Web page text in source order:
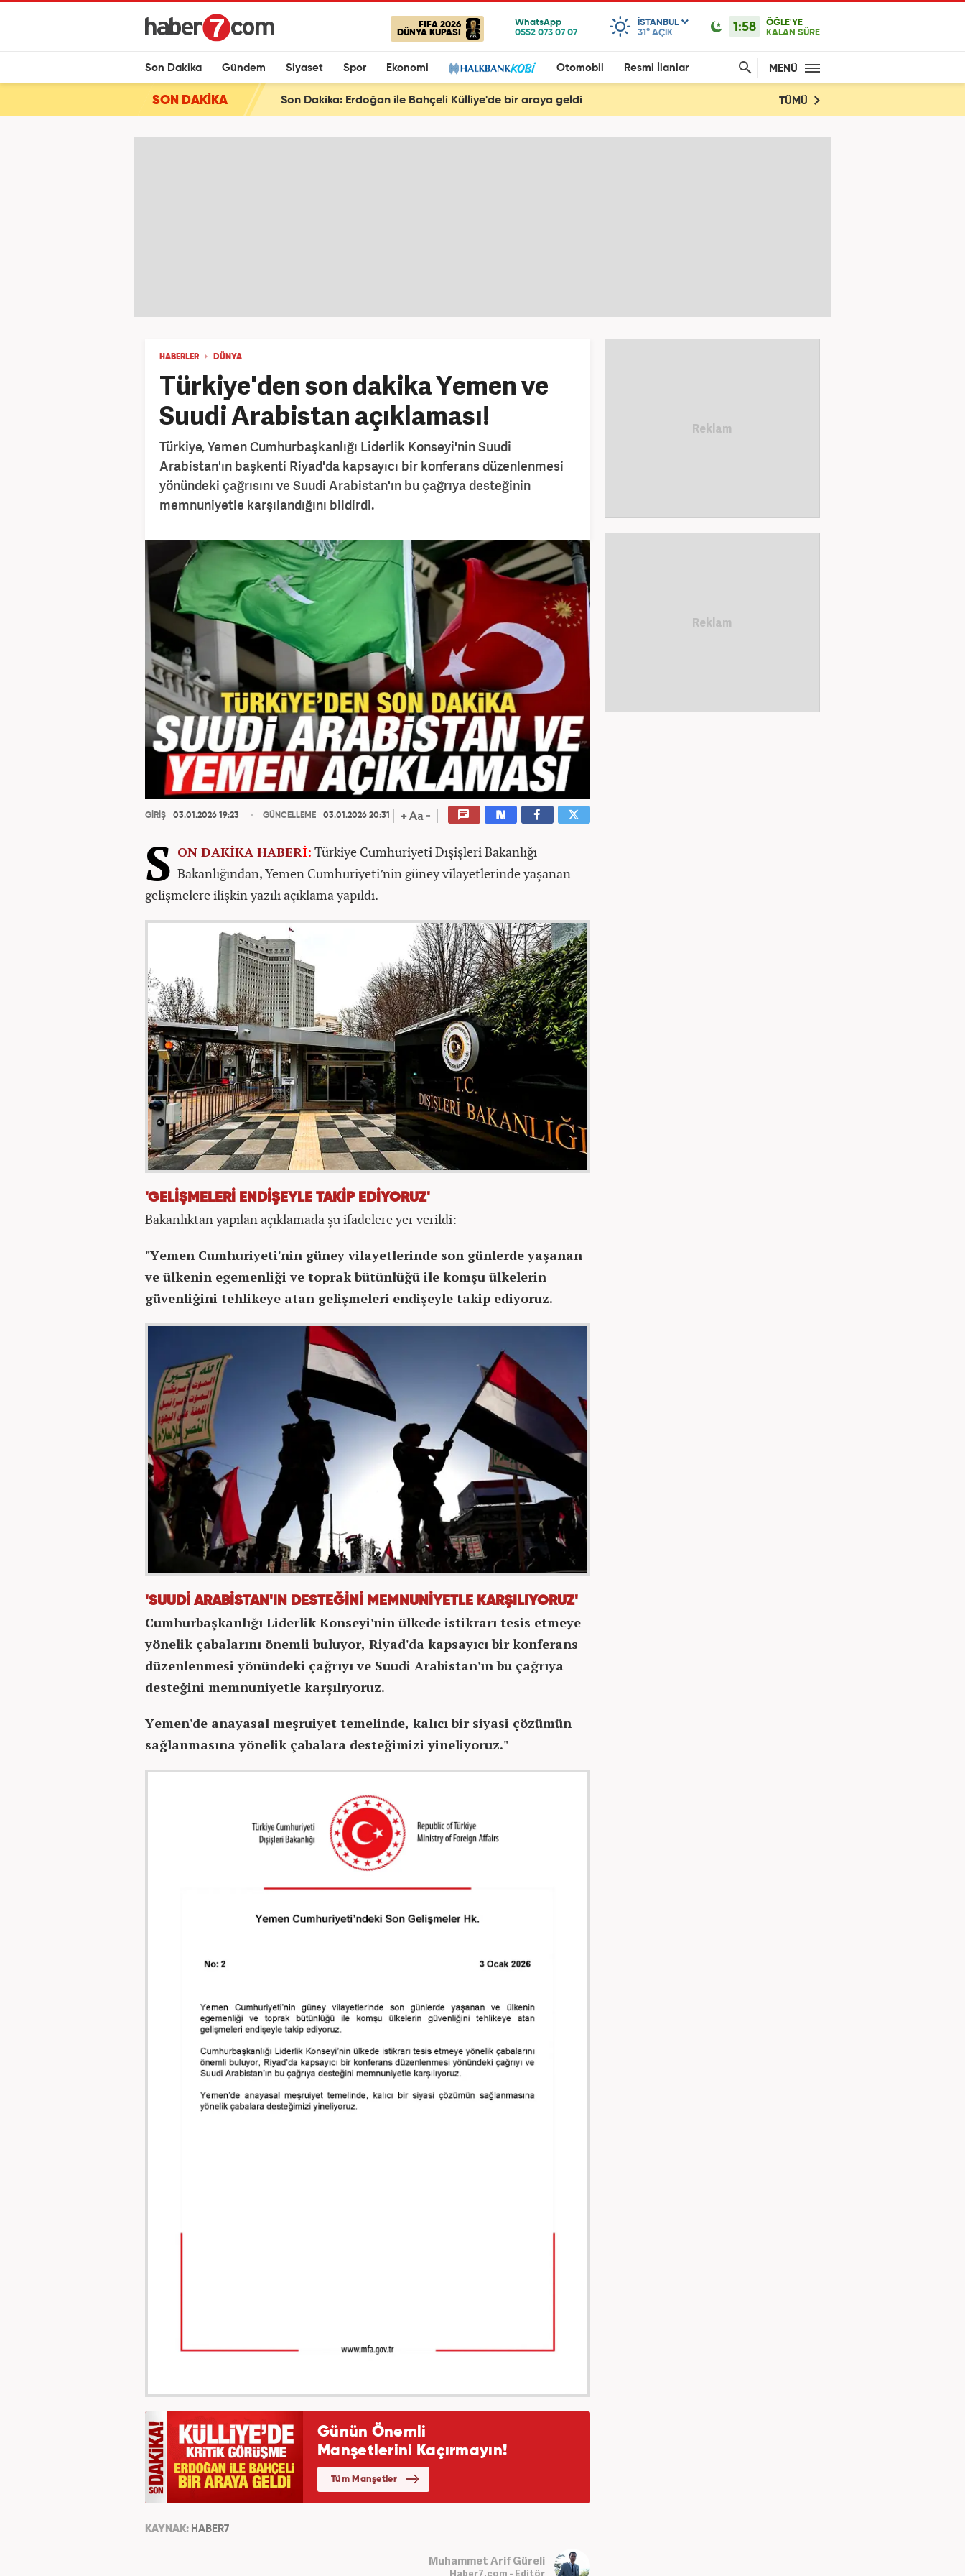
FIFA 2026
DÜNYA KUPASI
ISTANBUL
31° AÇIK 1:58
ÖĞLE'YE
KALAN SÜRE
Son Dakika Gündem Siyaset Spor Ekonomi Otomobil Resmi İlanlar MENÜ
SON DAKİKA Son Dakika: Erdoğan ile Bahçeli Külliye'de bir araya geldi TÜMÜ
HABERLER DÜNYA
Türkiye'den son dakika Yemen ve
Suudi Arabistan açıklaması!
Türkiye, Yemen Cumhurbaşkanlığı Liderlik Konseyi'nin Suudi
Arabistan'ın başkenti Riyad'da kapsayıcı bir konferans düzenlenmesi
yönündeki çağrısını ve Suudi Arabistan'ın bu çağrıya desteğinin
memnuniyetle karşılandığını bildirdi.
GİRİŞ 03.01.2026 19:23 GÜNCELLEME 03.01.2026 20:31
S ON DAKİKA HABERİ: Türkiye Cumhuriyeti Dışişleri Bakanlığı
Bakanlığından, Yemen Cumhuriyeti’nin güney vilayetlerinde yaşanan
gelişmelere ilişkin yazılı açıklama yapıldı.
'GELİŞMELERİ ENDİŞEYLE TAKİP EDİYORUZ'
Bakanlıktan yapılan açıklamada şu ifadelere yer verildi:
"Yemen Cumhuriyeti'nin güney vilayetlerinde son günlerde yaşanan
ve ülkenin egemenliği ve toprak bütünlüğü ile komşu ülkelerin
güvenliğini tehlikeye atan gelişmeleri endişeyle takip ediyoruz.
'SUUDİ ARABİSTAN'IN DESTEĞİNİ MEMNUNİYETLE KARŞILIYORUZ'
Cumhurbaşkanlığı Liderlik Konseyi'nin ülkede istikrarı tesis etmeye
yönelik çabalarını önemli buluyor, Riyad'da kapsayıcı bir konferans
düzenlenmesi yönündeki çağrıyı ve Suudi Arabistan'ın bu çağrıya
desteğini memnuniyetle karşılıyoruz.
Yemen'de anayasal meşruiyet temelinde, kalıcı bir siyasi çözümün
sağlanmasına yönelik çabalara desteğimizi yineliyoruz."
KAYNAK: HABER7
Muhammet Arif Güreli
Haber7.com - Editör